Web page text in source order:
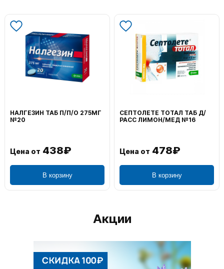
НАЛГЕЗИН ТАБ П/П/О 275МГ
№20
Цена от 438₽
В корзину
СЕПТОЛЕТЕ ТОТАЛ ТАБ Д/
РАСС ЛИМОН/МЕД №16
Цена от 478₽
В корзину
Акции